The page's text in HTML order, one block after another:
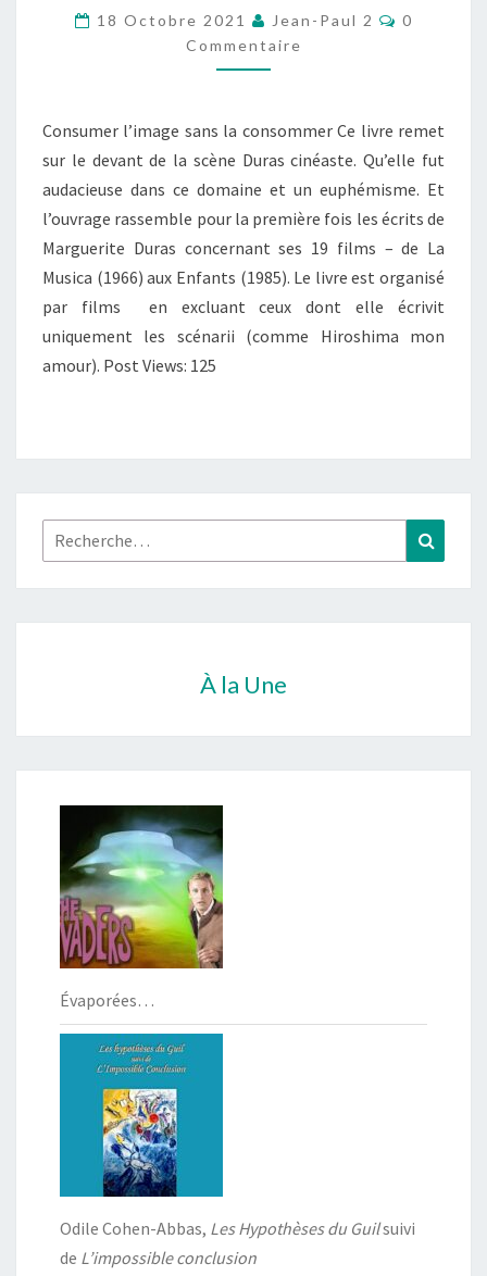
QUE
JE
FAIS.
ET
ENTRETIENS
18 Octobre 2021 Jean-Paul 2
0
Commentaire
Consumer l’image sans la consommer Ce livre remet
sur le devant de la scène Duras cinéaste. Qu’elle fut
audacieuse dans ce domaine et un euphémisme. Et
l’ouvrage rassemble pour la première fois les écrits de
Marguerite Duras concernant ses 19 films – de La
Musica (1966) aux Enfants (1985). Le livre est organisé
par films en excluant ceux dont elle écrivit
uniquement les scénarii (comme Hiroshima mon
amour). Post Views: 125
Rechercher :
À la Une
Évaporées…
Odile Cohen-Abbas, Les Hypothèses du Guilsuivi
de L’impossible conclusion